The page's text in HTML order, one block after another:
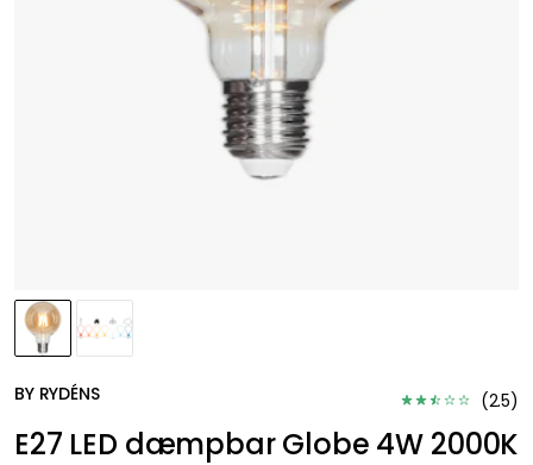
BY RYDÉNS (2.5)
E27 LED dæmpbar Globe 4W 2000K